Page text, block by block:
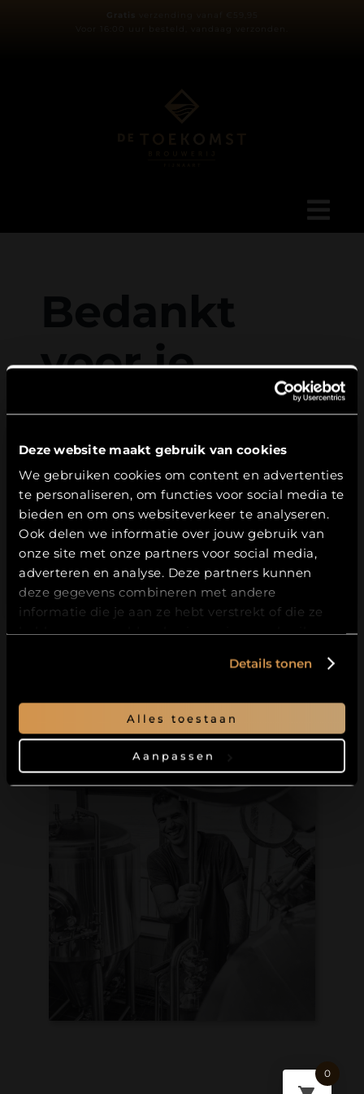
Deze website maakt gebruik van cookies
We gebruiken cookies om content en advertenties
te personaliseren, om functies voor social media te
bieden en om ons websiteverkeer te analyseren.
Ook delen we informatie over jouw gebruik van
onze site met onze partners voor social media,
adverteren en analyse. Deze partners kunnen
deze gegevens combineren met andere
informatie die je aan ze hebt verstrekt of die ze
Details tonen
Alles toestaan
Aanpassen
Contact
Bierfestival
Webshop
Accountgegevens
voor je
inschrijving
Je bent er bijna!
Je ontvangt spoedig een e-mail om
de inschrijving te bevestigen (check
je spambox).
Na bevestiging ontvang je binnen
enkele minuten je eerste e-mail.
Tot die tijd kan je alvast rondneuzen in
Ga naar webshop
0
Leeftijdsverificatie
Hierbij bevestig ik dat ik 18jaar of ouder
ben.
NEE